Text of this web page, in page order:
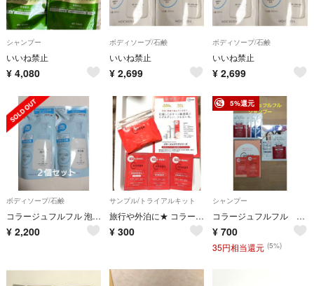
シャンプー
いいね禁止
¥ 4,080
ボディソープ/石鹸
いいね禁止
¥ 2,699
ボディソープ/石鹸
いいね禁止
¥ 2,699
ボディソープ/石鹸
コラージュフルフル 泡石鹸 つめかえ用 袋210ml
¥ 2,200
サンプル/トライアルキット
旅行や外泊に★ コラージュリペアシリーズサンプルセット
¥ 300
5%還元
シャンプー
コラージュフルフル シャンプー
¥ 700
35円相当還元 (5%)